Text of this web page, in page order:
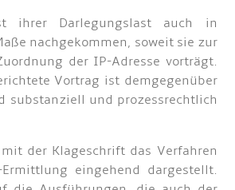
ihrer Darlegungslast auch in
nachgekommen, soweit sie zur
der IP-Adresse vorträgt.
Vortrag ist demgegenüber
substanziell und prozessrechtlich
der Klageschrift das Verfahren
Ermittlung eingehend dargestellt.